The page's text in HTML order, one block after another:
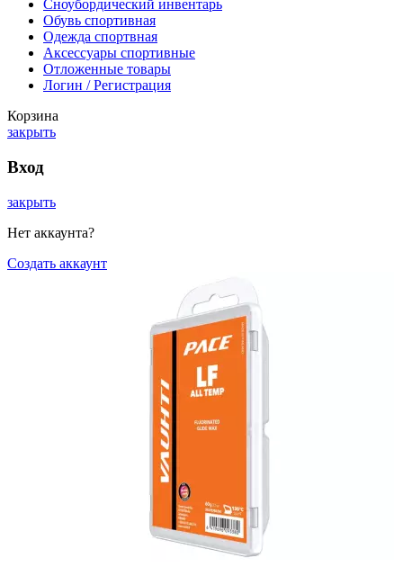
Сноубордический инвентарь
Обувь спортивная
Одежда спортвная
Аксессуары спортивные
Отложенные товары
Логин / Регистрация
Корзина
закрыть
Вход
закрыть
Нет аккаунта?
Создать аккаунт